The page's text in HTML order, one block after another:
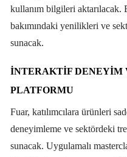
kullanım bilgileri aktarılacak.
bakımındaki yenilikleri ve
sunacak.
İNTERAKTİF DENEYİM
PLATFORMU
Fuar, katılımcılara ürünleri
deneyimleme ve sektördeki
sunacak. Uygulamalı